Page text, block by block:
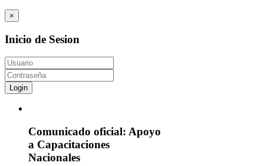
×
Inicio de Sesion
Login
Comunicado oficial: Apoyo
a Capacitaciones
Nacionales